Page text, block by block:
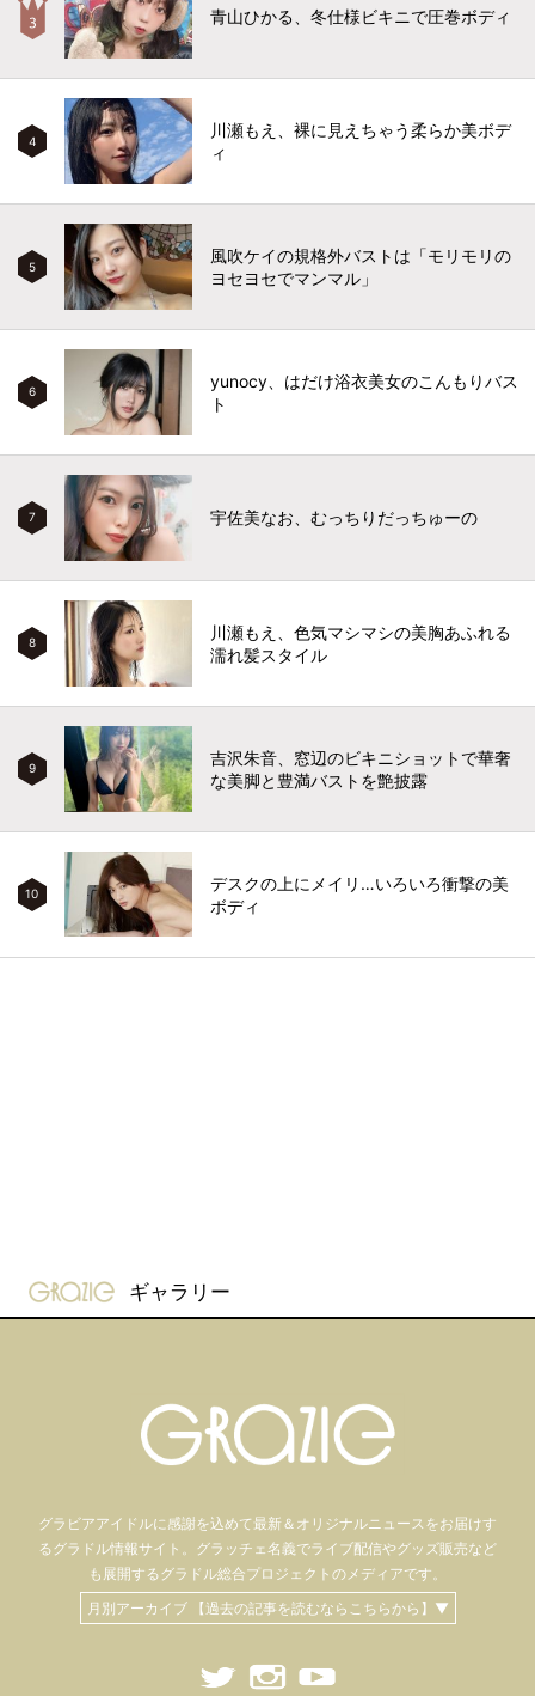
青山ひかる、冬仕様ビキニで圧巻ボディ
4
川瀬もえ、裸に見えちゃう柔らか美ボデ
ィ
5
風吹ケイの規格外バストは「モリモリの
ヨセヨセでマンマル」
6
yunocy、はだけ浴衣美女のこんもりバス
ト
7 宇佐美なお、むっちりだっちゅーの
8
川瀬もえ、色気マシマシの美胸あふれる
濡れ髪スタイル
9
吉沢朱音、窓辺のビキニショットで華奢
な美脚と豊満バストを艶披露
10
デスクの上にメイリ…いろいろ衝撃の美
ボディ
gravure-grazie
ギャラリー
グラビアアイドルに感謝を込めて最新＆オリジナルニュースをお届けす
るグラドル情報サイト。 グラッチェ名義でライブ配信やグッズ販売など
も 展開するグラドル総合プロジェクトのメディアです。
月別アーカイブ 【過去の記事を読むならこちらから】▼